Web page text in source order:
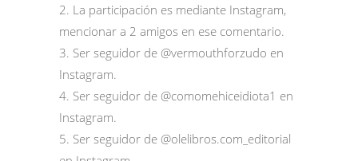
2. La participación es mediante Instagram,
mencionar a 2 amigos en ese comentario.
3. Ser seguidor de @vermouthforzudo en
Instagram.
4. Ser seguidor de @comomehiceidiota1 en
Instagram.
5. Ser seguidor de @olelibros.com_editorial